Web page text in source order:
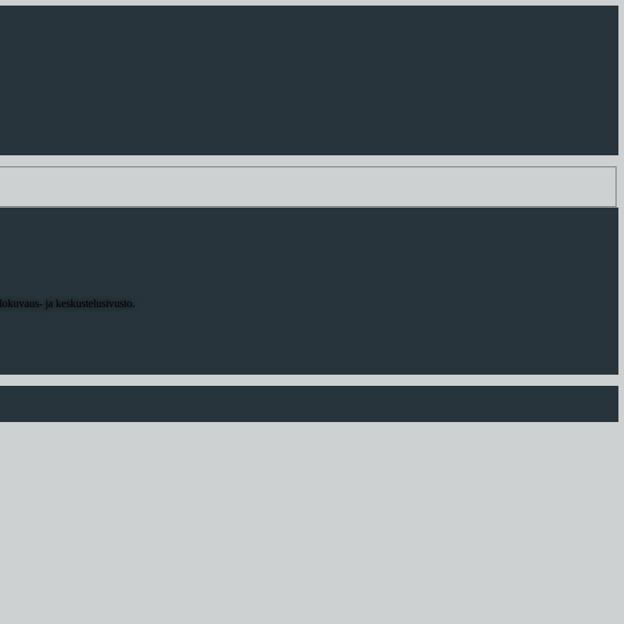
ja keskustelusivusto.